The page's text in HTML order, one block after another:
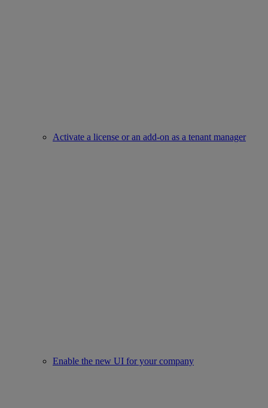
Activate a license or an add-on as a tenant manager
Enable the new UI for your company